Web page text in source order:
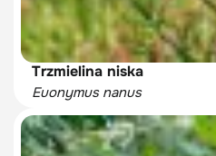
Trzmielina niska
Euonymus nanus